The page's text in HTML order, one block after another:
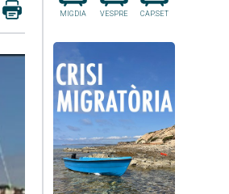
MIGDIA VESPRE CAP.SET